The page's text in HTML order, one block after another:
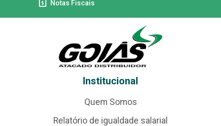
Notas Fiscais
Institucional
Quem Somos
Relatório de igualdade salarial